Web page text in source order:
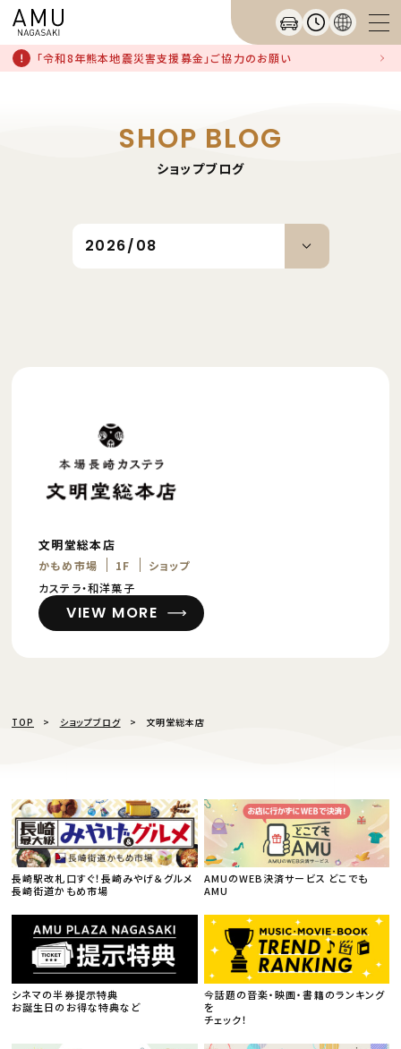
「令和8年熊本地震災害支援募金」ご協力のお願い
SHOP BLOG
ショップブログ
文明堂総本店
かもめ市場 1F
ショップ
カステラ・和洋菓子
VIEW MORE
TOP ショップブログ 文明堂総本店
長崎駅改札口すぐ！長崎みやげ＆グルメ
長崎街道かもめ市場
AMUのWEB決済サービス どこでも
AMU
シネマの半券提示特典
お誕生日のお得な特典など
今話題の音楽・映画・書籍のランキング
を
チェック！